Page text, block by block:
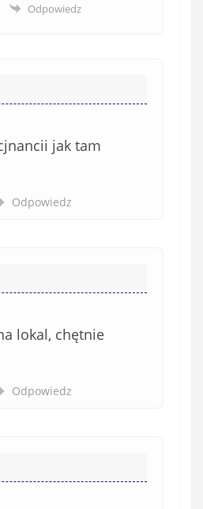
Odpowiedz
jak tam
Odpowiedz
lokal, chętnie
Odpowiedz